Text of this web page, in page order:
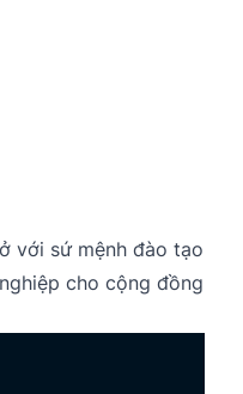
với sứ mệnh đào tạo
cho cộng đồng